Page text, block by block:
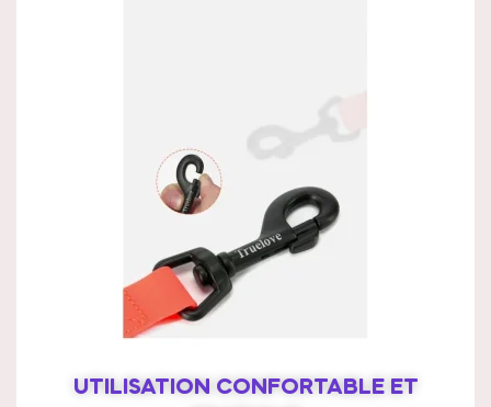
UTILISATION CONFORTABLE ET